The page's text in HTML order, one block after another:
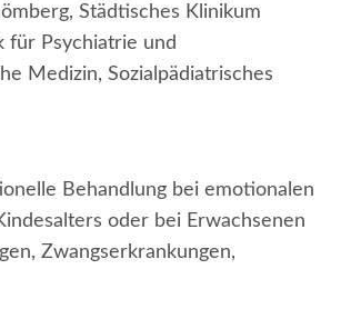
Städtisches Klinikum
für Psychiatrie und
Medizin, Sozialpädiatrisches
Behandlung bei emotionalen
oder bei Erwachsenen
Zwangserkrankungen,